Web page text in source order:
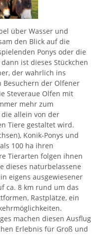
über Wasser und
den Blick auf die
Ponys oder die
ist dieses Stückchen
der wahrlich ins
Besuchern der Olfener
Steveraue Olfen mit
mehr zum
die allein von der
Tiere gestaltet wird.
Konik-Ponys und
100 ha ihren
Tierarten folgen ihnen
dieses naturbelassene
eigens ausgewiesener
ca. 8 km rund um das
Rastplätze, ein
machen diesen Ausflug
Erlebnis für Groß und